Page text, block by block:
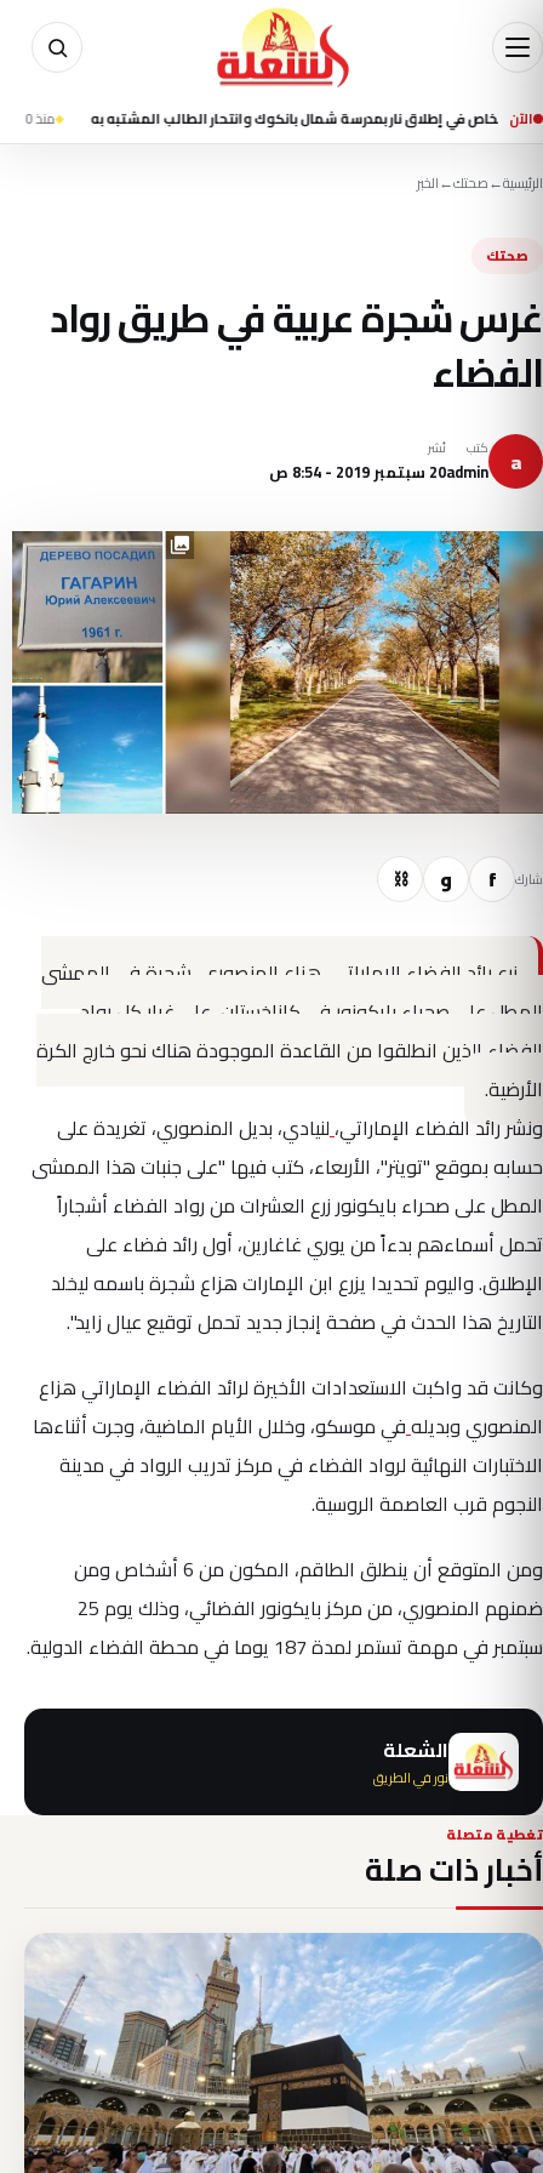
الآن منذ 10 ساعة مقتل شخصين وإصابة
الرئيسية←صحتك←الخبر
صحتك
غرس شجرة عربية في طريق رواد
الفضاء
a كتب
admin
نُشر
20 سبتمبر 2019 - 8:54 ص
شارك f و ⛓
زرع رائد الفضاء الإماراتي، هزاع المنصوري، شجرة في الممشى
المطل على صحراء بايكونور في كازاخستان، على غرار كل رواد
الفضاء الذين انطلقوا من القاعدة الموجودة هناك نحو خارج الكرة
الأرضية.
ونشر رائد الفضاء الإماراتي، لنيادي، بديل المنصوري، تغريدة على
حسابه بموقع "تويتر"، الأربعاء، كتب فيها "على جنبات هذا الممشى
المطل على صحراء بايكونور زرع العشرات من رواد الفضاء أشجاراً
تحمل أسماءهم بدءاً من يوري غاغارين، أول رائد فضاء على
الإطلاق. واليوم تحديدا يزرع ابن الإمارات هزاع شجرة باسمه ليخلد
التاريخ هذا الحدث في صفحة إنجاز جديد تحمل توقيع عيال زايد".
وكانت قد واكبت الاستعدادات الأخيرة لرائد الفضاء الإماراتي هزاع
المنصوري وبديلهفي موسكو، وخلال الأيام الماضية، وجرت أثناءها
الاختبارات النهائية لرواد الفضاء في مركز تدريب الرواد في مدينة
النجوم قرب العاصمة الروسية.
ومن المتوقع أن ينطلق الطاقم، المكون من 6 أشخاص ومن
ضمنهم المنصوري، من مركز بايكونور الفضائي، وذلك يوم 25
سبتمبر في مهمة تستمر لمدة 187 يوما في محطة الفضاء الدولية.
الشعلة
نور في الطريق
تغطية متصلة
أخبار ذات صلة